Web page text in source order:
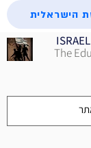
The
הישראלית